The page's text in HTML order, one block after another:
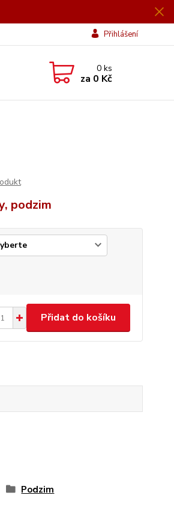
Přihlášení
0ks
za 0 Kč
podzim
Přidat do košíku
Podzim